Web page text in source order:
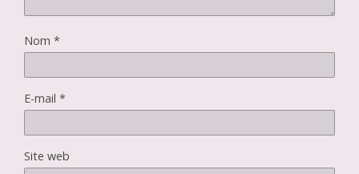
Nom *
E-mail *
Site web